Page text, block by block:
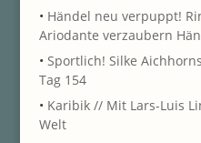
• Händel neu verpuppt!
Ariodante verzaubern
• Sportlich! Silke
Tag 154
• Karibik // Mit Lars-Luis
Welt